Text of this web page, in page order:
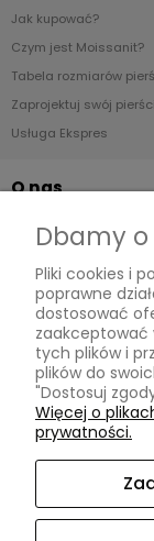
Jak kupować?
Czym jest Moissanit?
Tabela rozmiarów
Zaprojektuj swój
Usługa Ekspres
O nas
Kontakt i dane firmy
O Nas
MOISSANIT.PL
Pn-Pt w godzinach
ul. Swarzewska 58 lok.3
01-821 Warszawa
Obsługa Klienta
Dbamy
Pliki cookies i
poprawne
dostosować
zaakceptować
tych plików i
plików do
"Dostosuj
Więcej o
prywatności.